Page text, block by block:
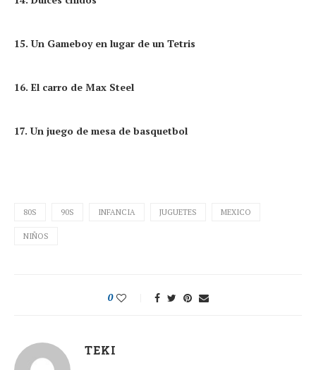
15. Un Gameboy en lugar de un Tetris
16. El carro de Max Steel
17. Un juego de mesa de basquetbol
80S 90S INFANCIA JUGUETES MEXICO
NIÑOS
0
TEKI